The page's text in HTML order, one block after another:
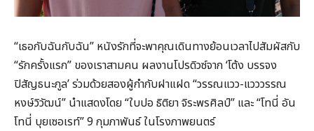
“เธอกับฉันกับฉัน” หนังรักที่จะพาคุณเดินทางย้อนเวลาไปสัมผัสกับ
“รักครั้งแรก” ของเราสามคน ผลงานโปรดิวซ์จาก ‘โต้ง บรรจง
ปิสัญธนะกูล’ ร่วมด้วยสองผู้กำกับฝาแฝด “วรรณแวว-แวววรรณ
หงษ์วิวัฒน์” นำแสดงโดย “ใบปอ ธิติยา จิระพรศิลป์” และ “โทนี่ อัน
โทนี่ บุยเซอเรท์” 9 กุมภาพันธ์ ในโรงภาพยนตร์